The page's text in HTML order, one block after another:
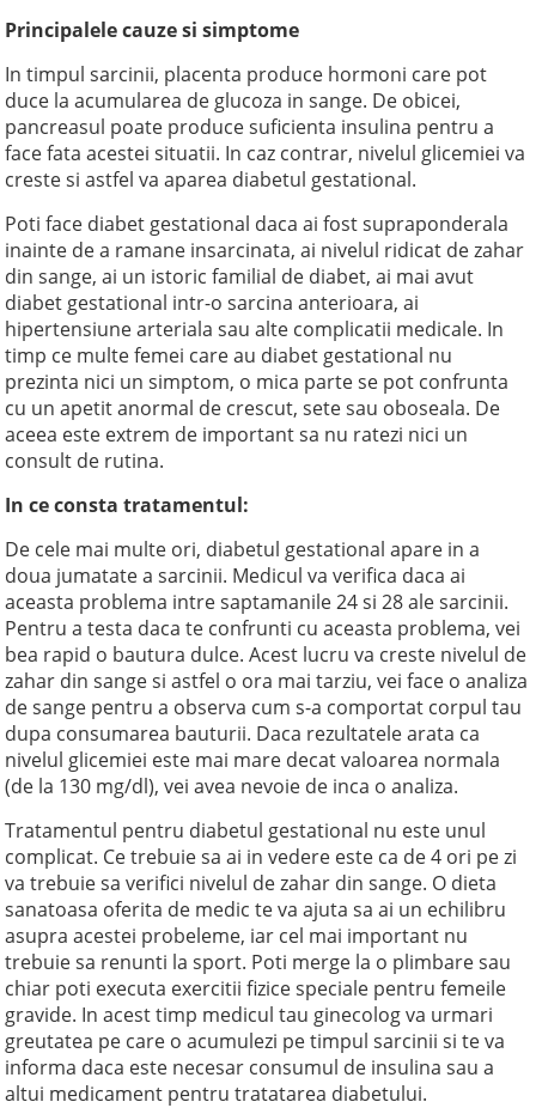
Principalele cauze si simptome
In timpul sarcinii, placenta produce hormoni care pot
duce la acumularea de glucoza in sange. De obicei,
pancreasul poate produce suficienta insulina pentru a
face fata acestei situatii. In caz contrar, nivelul glicemiei va
creste si astfel va aparea diabetul gestational.
Poti face diabet gestational daca ai fost supraponderala
inainte de a ramane insarcinata, ai nivelul ridicat de zahar
din sange, ai un istoric familial de diabet, ai mai avut
diabet gestational intr-o sarcina anterioara, ai
hipertensiune arteriala sau alte complicatii medicale. In
timp ce multe femei care au diabet gestational nu
prezinta nici un simptom, o mica parte se pot confrunta
cu un apetit anormal de crescut, sete sau oboseala. De
aceea este extrem de important sa nu ratezi nici un
consult de rutina.
In ce consta tratamentul:
De cele mai multe ori, diabetul gestational apare in a
doua jumatate a sarcinii. Medicul va verifica daca ai
aceasta problema intre saptamanile 24 si 28 ale sarcinii.
Pentru a testa daca te confrunti cu aceasta problema, vei
bea rapid o bautura dulce. Acest lucru va creste nivelul de
zahar din sange si astfel o ora mai tarziu, vei face o analiza
de sange pentru a observa cum s-a comportat corpul tau
dupa consumarea bauturii. Daca rezultatele arata ca
nivelul glicemiei este mai mare decat valoarea normala
(de la 130 mg/dl), vei avea nevoie de inca o analiza.
Tratamentul pentru diabetul gestational nu este unul
complicat. Ce trebuie sa ai in vedere este ca de 4 ori pe zi
va trebuie sa verifici nivelul de zahar din sange. O dieta
sanatoasa oferita de medic te va ajuta sa ai un echilibru
asupra acestei probeleme, iar cel mai important nu
trebuie sa renunti la sport. Poti merge la o plimbare sau
chiar poti executa exercitii fizice speciale pentru femeile
gravide. In acest timp medicul tau ginecolog va urmari
greutatea pe care o acumulezi pe timpul sarcinii si te va
informa daca este necesar consumul de insulina sau a
altui medicament pentru tratatarea diabetului.